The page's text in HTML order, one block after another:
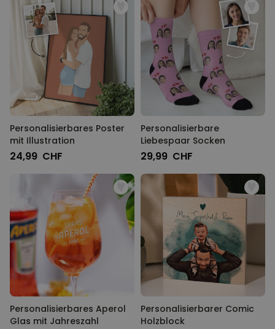
Personalisierbares Poster
mit Illustration
24,99 CHF
Personalisierbare
Liebespaar Socken
29,99 CHF
Personalisierbares Aperol
Glas mit Jahreszahl
Personalisierbarer Comic
Holzblock